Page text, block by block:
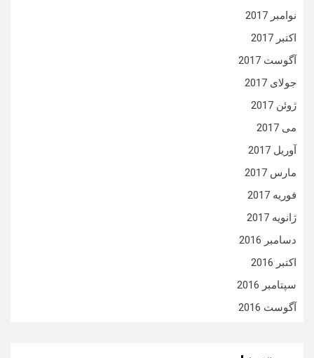
نوامبر 2017
اکتبر 2017
آگوست 2017
جولای 2017
ژوئن 2017
می 2017
آوریل 2017
مارس 2017
فوریه 2017
ژانویه 2017
دسامبر 2016
اکتبر 2016
سپتامبر 2016
آگوست 2016